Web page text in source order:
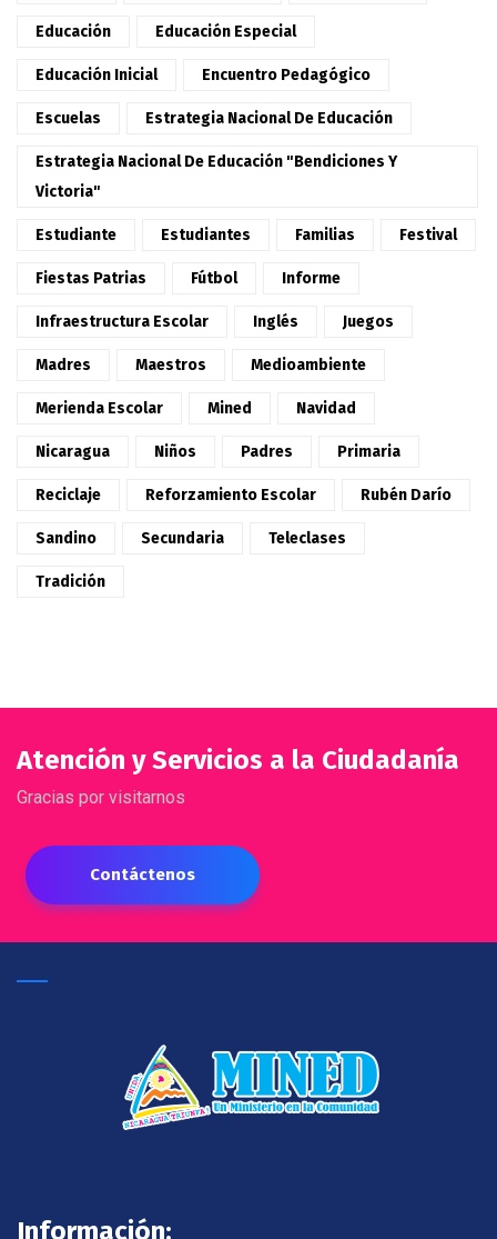
Educación Educación Especial
Educación Inicial Encuentro Pedagógico
Escuelas Estrategia Nacional De Educación
Estrategia Nacional De Educación "Bendiciones Y
Victoria"
Estudiante Estudiantes Familias Festival
Fiestas Patrias Fútbol Informe
Infraestructura Escolar Inglés Juegos
Madres Maestros Medioambiente
Merienda Escolar Mined Navidad
Nicaragua Niños Padres Primaria
Reciclaje Reforzamiento Escolar Rubén Darío
Sandino Secundaria Teleclases
Tradición
Atención y Servicios a la Ciudadanía
Gracias por visitarnos
Contáctenos
Información: